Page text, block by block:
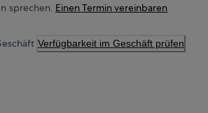
sprechen. Einen Termin vereinbaren
Verfügbarkeit im Geschäft prüfen